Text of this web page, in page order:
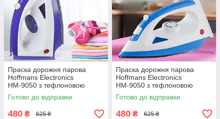
Праска дорожня парова
Hoffmans Electronics
НМ-9050 з тефлоновою
підошвою та системою
самоочищення 1200Вт
Фіолетова
Готово до відправки
480 ₴ 625 ₴
Праска дорожня парова
Hoffmans Electronics
НМ-9050 з тефлоновою
підошвою та системою
самоочищення 1200Вт Синій
Готово до відправки
480 ₴ 625 ₴